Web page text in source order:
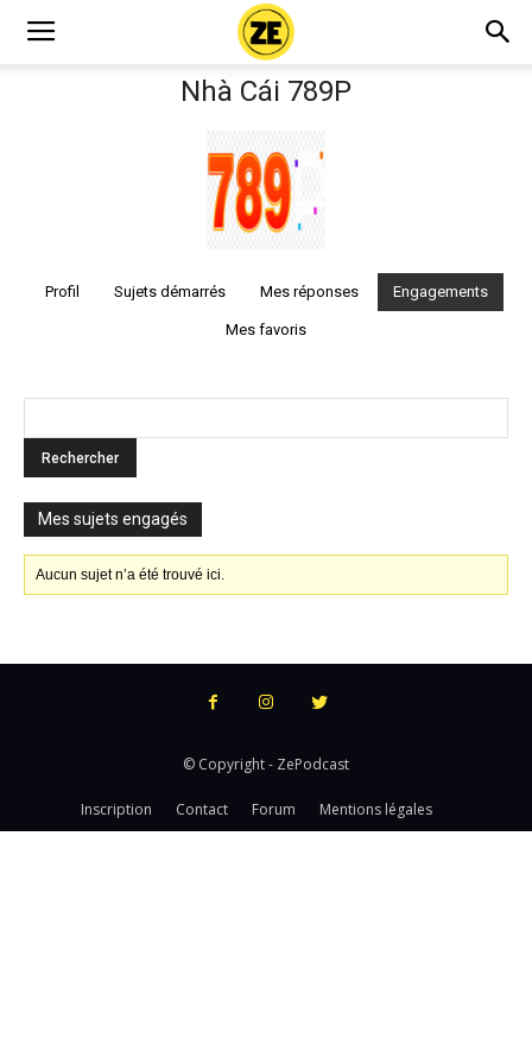
Nhà Cái 789P
Profil Sujets démarrés Mes réponses Engagements
Mes favoris
Mes sujets engagés
Aucun sujet n’a été trouvé ici.
© Copyright - ZePodcast
Inscription Contact Forum Mentions légales